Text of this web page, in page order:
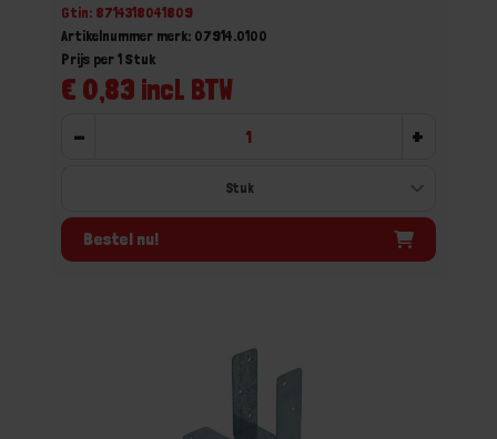
Gtin: 8714318041809
Artikelnummer merk: 07914.0100
€ 0,83 incl. BTW
Prijs per 1 Stuk
- +
Bestel nu!